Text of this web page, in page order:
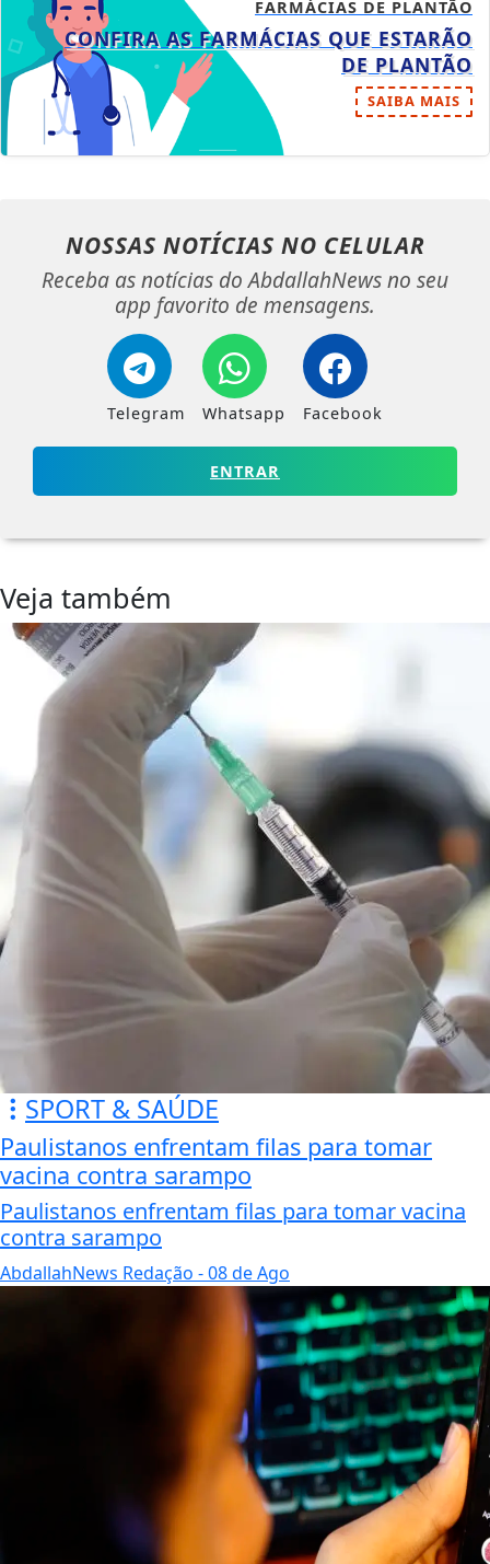
FARMÁCIAS DE PLANTÃO
CONFIRA AS FARMÁCIAS QUE ESTARÃO
DE PLANTÃO
SAIBA MAIS
NOSSAS NOTÍCIAS NO CELULAR
Receba as notícias do AbdallahNews no seu
app favorito de mensagens.
Telegram Whatsapp Facebook
ENTRAR
Veja também
SPORT & SAÚDE
Paulistanos enfrentam filas para tomar
vacina contra sarampo
Paulistanos enfrentam filas para tomar vacina
contra sarampo
AbdallahNews Redação - 08 de Ago